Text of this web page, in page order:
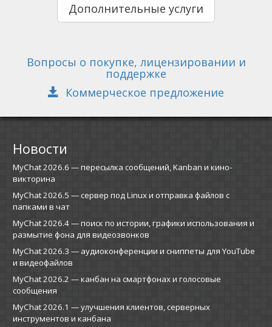
Дополнительные услуги
Вопросы о покупке, лицензировании и
поддержке
Коммерческое предложение
Новости
MyChat 2026.6 — пересылка сообщений, Kanban и кино-
викторина
MyChat 2026.5 — сервер под Linux и отправка файлов с
папками в чат
MyChat 2026.4 — поиск по истории, графики использования и
размытие фона для видеозвонков
MyChat 2026.3 — аудиоконференции и сниппеты для YouTube
и видеофайлов
MyChat 2026.2 — канбан на смартфонах и голосовые
сообщения
MyChat 2026.1 — улучшения клиентов, серверных
инструментов и канбана